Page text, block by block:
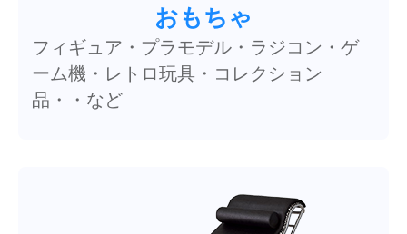
おもちゃ
フィギュア・プラモデル・ラジコン・ゲ
ーム機・レトロ玩具・コレクション
品・・など